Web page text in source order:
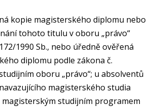
kopie magisterského diplomu nebo
tohoto titulu v oboru „právo“
1990 Sb., nebo úředně ověřená
diplomu podle zákona č.
oboru „právo“; u absolventů
magisterského studia
studijním programem